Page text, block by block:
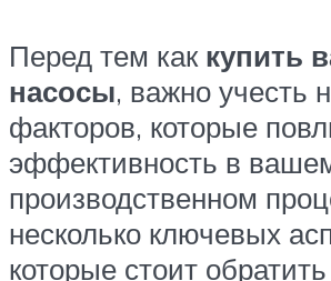
Перед тем как купить
насосы, важно учесть
факторов, которые
эффективность в
производственном
несколько ключевых
которые стоит